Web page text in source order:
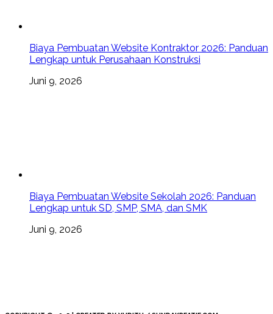
Biaya Pembuatan Website Kontraktor 2026: Panduan
Lengkap untuk Perusahaan Konstruksi
Juni 9, 2026
Biaya Pembuatan Website Sekolah 2026: Panduan
Lengkap untuk SD, SMP, SMA, dan SMK
Juni 9, 2026